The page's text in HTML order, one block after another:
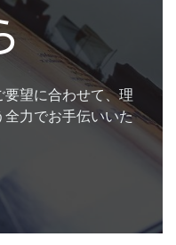
望に合わせて、理
全力でお手伝いいた